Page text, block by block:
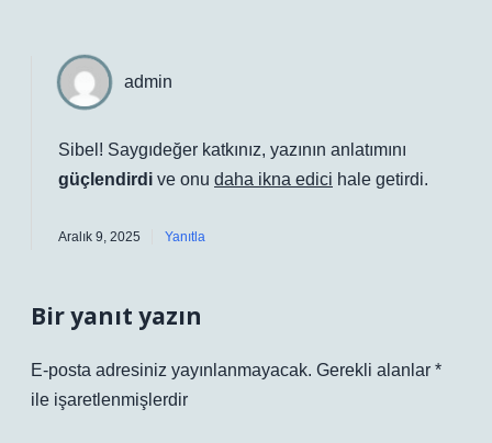
admin
Sibel! Saygıdeğer katkınız, yazının anlatımını
güçlendirdi ve onu daha ikna edici hale getirdi.
Aralık 9, 2025 Yanıtla
Bir yanıt yazın
E-posta adresiniz yayınlanmayacak. Gerekli alanlar *
ile işaretlenmişlerdir